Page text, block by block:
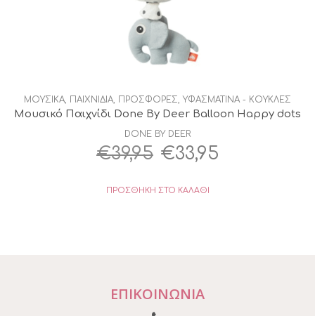
ΜΟΥΣΙΚΑ, ΠΑΙΧΝΙΔΙΑ, ΠΡΟΣΦΟΡΕΣ, ΥΦΑΣΜΑΤΙΝΑ - ΚΟΥΚΛΕΣ
Μουσικό Παιχνίδι Done By Deer Βalloon Happy dots
DONE BY DEER
€39,95 Original
€33,95
ΠΡΟΣΘΉΚΗ ΣΤΟ ΚΑΛΆΘΙ
ΕΠΙΚΟΙΝΩΝΙΑ